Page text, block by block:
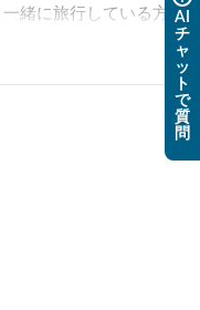
緒に旅行している方
て美味しかった‼️
だけて助かりました
。
AI
チ
ャ
ッ
ト
で
質
問